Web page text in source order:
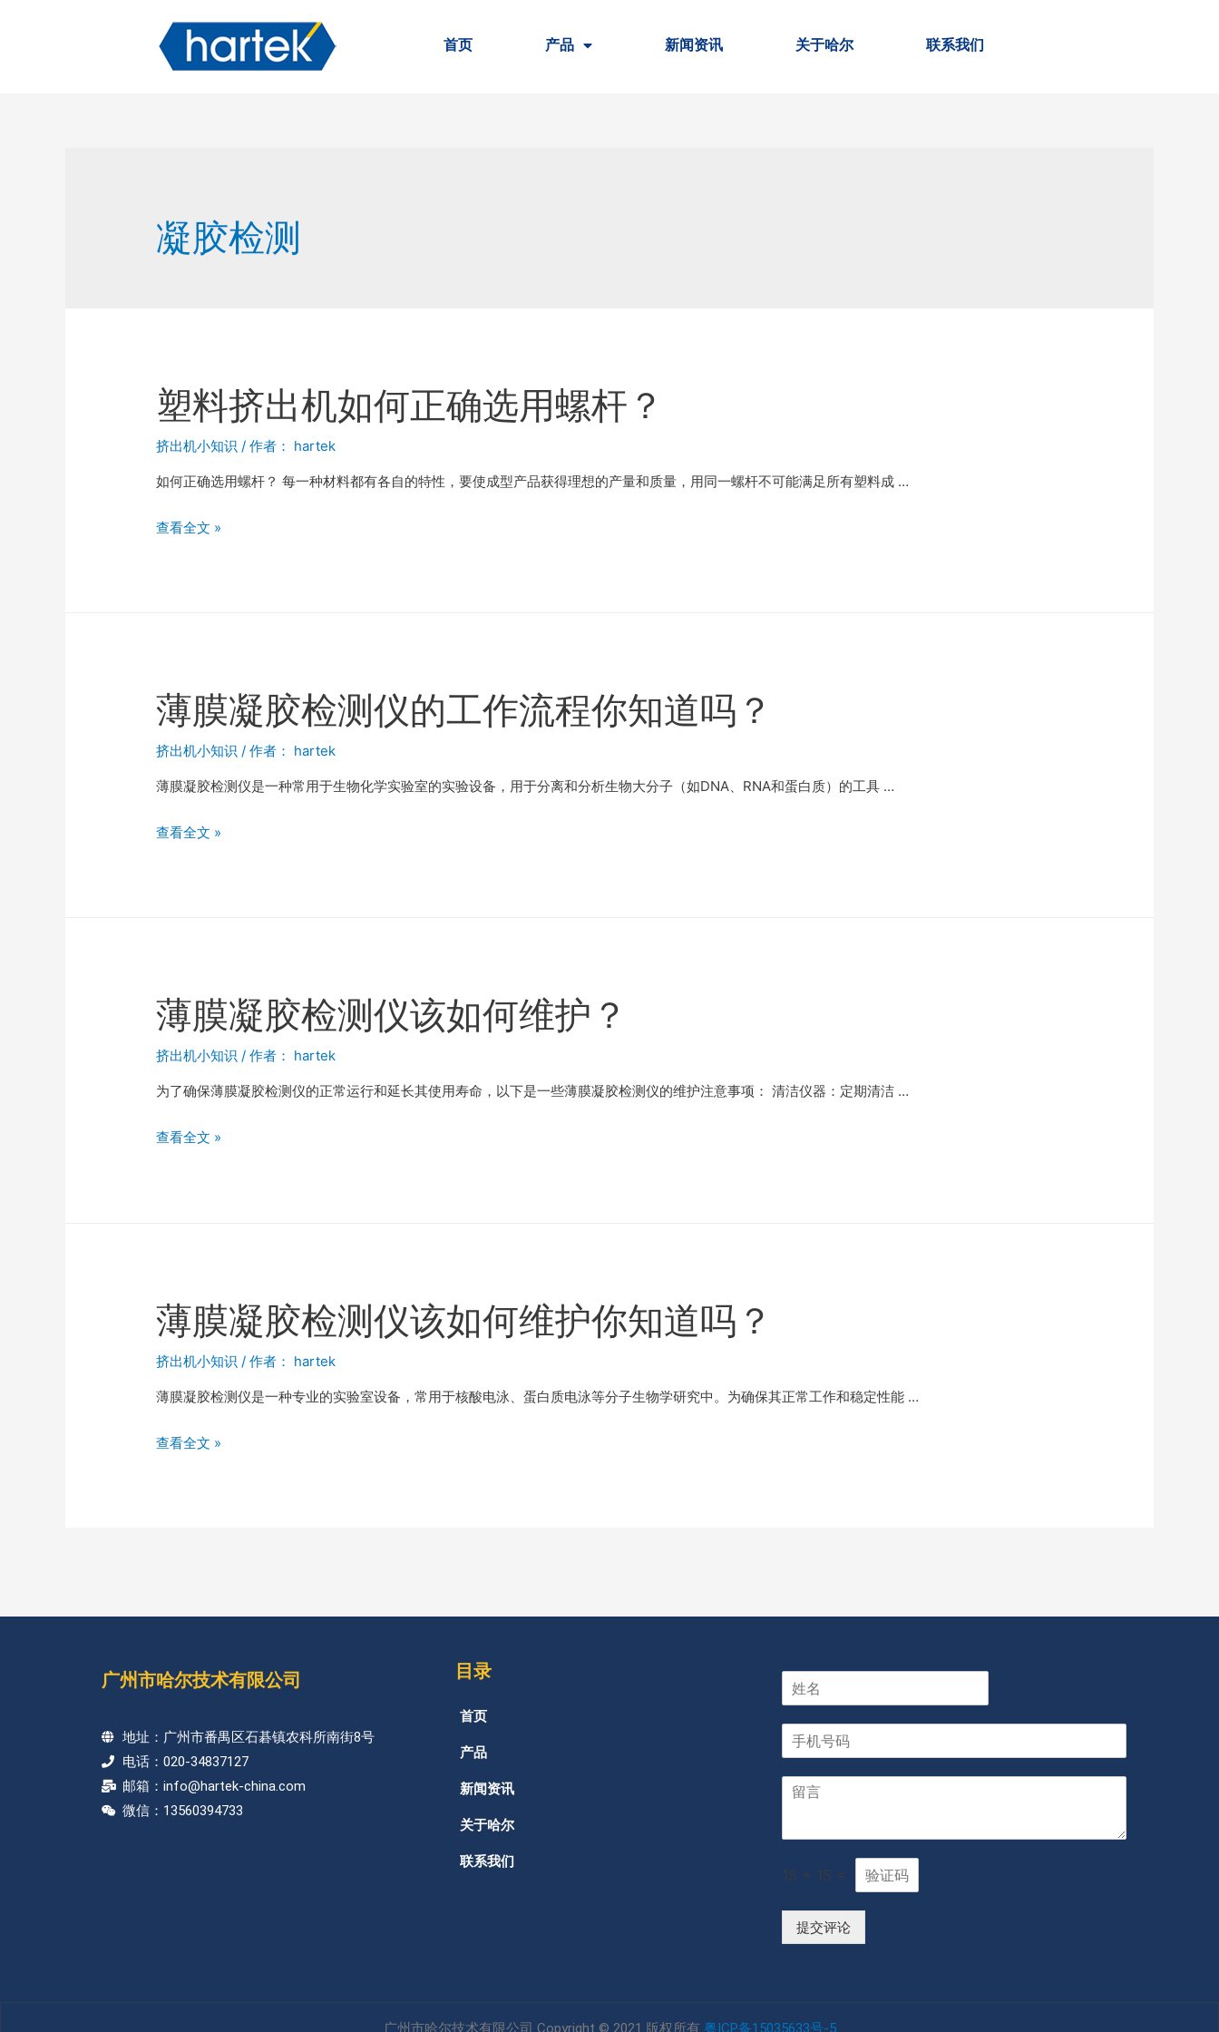
首页 产品 新闻资讯 关于哈尔 联系我们
凝胶检测
塑料挤出机如何正确选用螺杆？
挤出机小知识 / 作者： hartek
如何正确选用螺杆？ 每一种材料都有各自的特性，要使成型产品获得理想的产量和质量，用同一螺杆不可能满足所有塑料成 …
查看全文 »
薄膜凝胶检测仪的工作流程你知道吗？
挤出机小知识 / 作者： hartek
薄膜凝胶检测仪是一种常用于生物化学实验室的实验设备，用于分离和分析生物大分子（如DNA、RNA和蛋白质）的工具 …
查看全文 »
薄膜凝胶检测仪该如何维护？
挤出机小知识 / 作者： hartek
为了确保薄膜凝胶检测仪的正常运行和延长其使用寿命，以下是一些薄膜凝胶检测仪的维护注意事项： 清洁仪器：定期清洁 …
查看全文 »
薄膜凝胶检测仪该如何维护你知道吗？
挤出机小知识 / 作者： hartek
薄膜凝胶检测仪是一种专业的实验室设备，常用于核酸电泳、蛋白质电泳等分子生物学研究中。为确保其正常工作和稳定性能 …
查看全文 »
广州市哈尔技术有限公司
地址：广州市番禺区石碁镇农科所南街8号
电话：020-34837127
邮箱：info@hartek-china.com
微信：13560394733
目录
首页
产品
新闻资讯
关于哈尔
联系我们
15 + 15 =
提交评论
广州市哈尔技术有限公司 Copyright © 2021 版权所有 粤ICP备15035633号-5